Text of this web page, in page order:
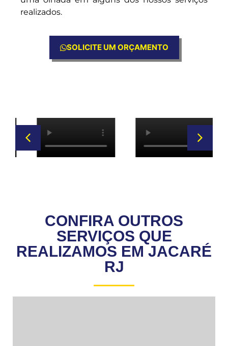
realizados.
SOLICITE UM ORÇAMENTO
CONFIRA OUTROS
SERVIÇOS QUE
REALIZAMOS EM JACARÉ
RJ